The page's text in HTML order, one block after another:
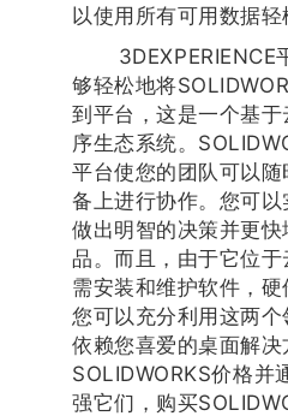
以使用所有可用数据轻
3DEXPERIENCE
够轻松地将
到平台，这是一个基
序生态系统。
平台使您的团队可以
备上进行协作。您可以
做出明智的决策并更
品。而且，由于它位
需安装和维护软件，硬
您可以充分利用这两
依赖您喜爱的桌面解决
SOLIDWORKS价格并
强它们，购买